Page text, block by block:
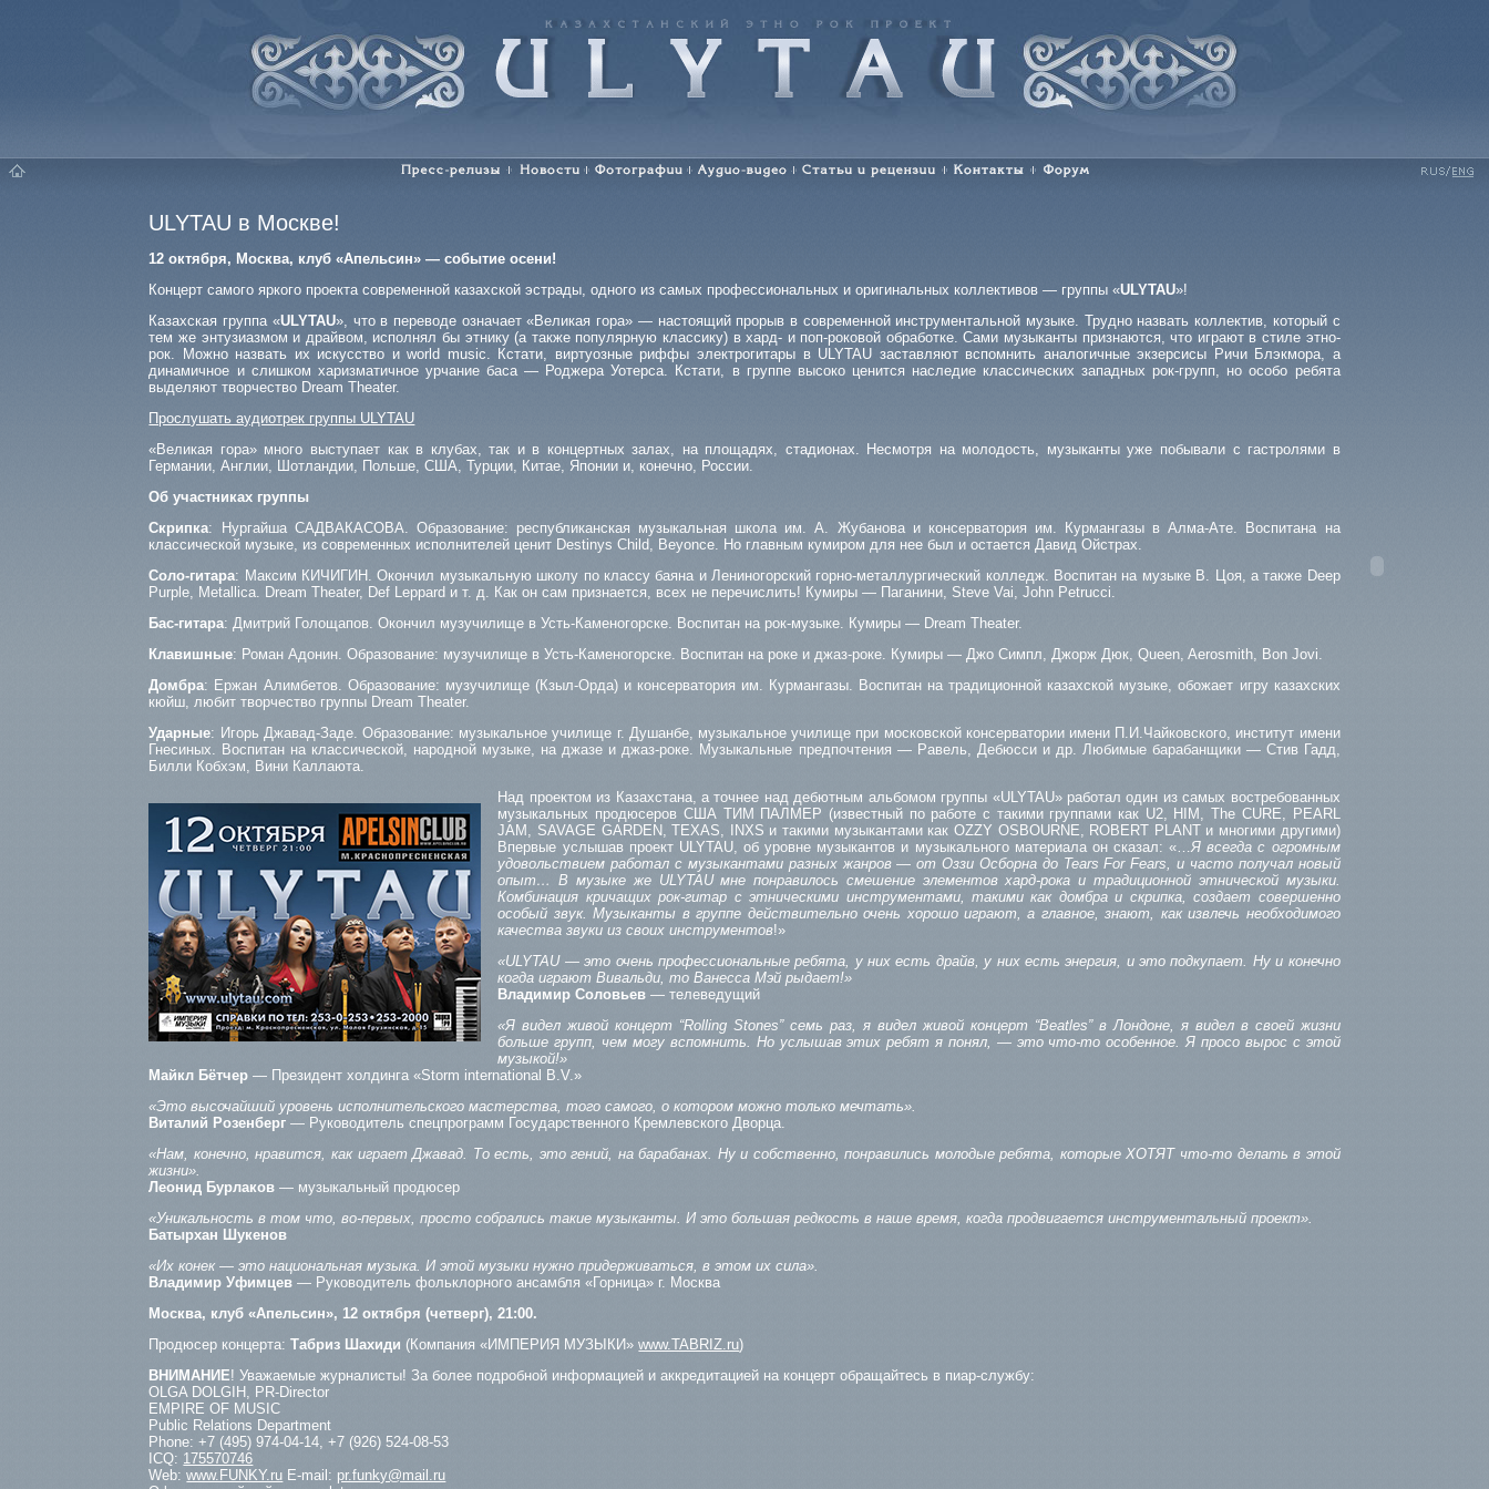
ULYTAU в Москве!
12 октября, Москва, клуб «Апельсин» — событие осени!
Концерт самого яркого проекта современной казахской эстрады, одного из самых профессиональных и оригинальных коллективов — группы «ULYTAU»!
Казахская группа «ULYTAU», что в переводе означает «Великая гора» — настоящий прорыв в современной инструментальной музыке. Трудно назвать коллектив, который с
тем же энтузиазмом и драйвом, исполнял бы этнику (а также популярную классику) в хард- и поп-роковой обработке. Сами музыканты признаются, что играют в стиле этно-
рок. Можно назвать их искусство и world music. Кстати, виртуозные риффы электрогитары в ULYTAU заставляют вспомнить аналогичные экзерсисы Ричи Блэкмора, а
динамичное и слишком харизматичное урчание баса — Роджера Уотерса. Кстати, в группе высоко ценится наследие классических западных рок-групп, но особо ребята
выделяют творчество Dream Theater.
Прослушать аудиотрек группы ULYTAU
«Великая гора» много выступает как в клубах, так и в концертных залах, на площадях, стадионах. Несмотря на молодость, музыканты уже побывали с гастролями в
Германии, Англии, Шотландии, Польше, США, Турции, Китае, Японии и, конечно, России.
Об участниках группы
Скрипка: Нургайша САДВАКАСОВА. Образование: республиканская музыкальная школа им. А. Жубанова и консерватория им. Курмангазы в Алма-Ате. Воспитана на
классической музыке, из современных исполнителей ценит Destinys Child, Beyonce. Но главным кумиром для нее был и остается Давид Ойстрах.
Соло-гитара: Максим КИЧИГИН. Окончил музыкальную школу по классу баяна и Лениногорский горно-металлургический колледж. Воспитан на музыке В. Цоя, а также Deep
Purple, Metallica. Dream Theater, Def Leppard и т. д. Как он сам признается, всех не перечислить! Кумиры — Паганини, Steve Vai, John Petrucci.
Бас-гитара: Дмитрий Голощапов. Окончил музучилище в Усть-Каменогорске. Воспитан на рок-музыке. Кумиры — Dream Theater.
Клавишные: Роман Адонин. Образование: музучилище в Усть-Каменогорске. Воспитан на роке и джаз-роке. Кумиры — Джо Симпл, Джорж Дюк, Queen, Aerosmith, Bon Jovi.
Домбра: Ержан Алимбетов. Образование: музучилище (Кзыл-Орда) и консерватория им. Курмангазы. Воспитан на традиционной казахской музыке, обожает игру казахских
кюйш, любит творчество группы Dream Theater.
Ударные: Игорь Джавад-Заде. Образование: музыкальное училище г. Душанбе, музыкальное училище при московской консерватории имени П.И.Чайковского, институт имени
Гнесиных. Воспитан на классической, народной музыке, на джазе и джаз-роке. Музыкальные предпочтения — Равель, Дебюсси и др. Любимые барабанщики — Стив Гадд,
Билли Кобхэм, Вини Каллаюта.
Над проектом из Казахстана, а точнее над дебютным альбомом группы «ULYTAU» работал один из самых востребованных
музыкальных продюсеров США ТИМ ПАЛМЕР (известный по работе с такими группами как U2, HIM, The CURE, PEARL
JAM, SAVAGE GARDEN, TEXAS, INXS и такими музыкантами как OZZY OSBOURNE, ROBERT PLANT и многими другими)
Впервые услышав проект ULYTAU, об уровне музыкантов и музыкального материала он сказал: «…Я всегда с огромным
удовольствием работал с музыкантами разных жанров — от Оззи Осборна до Tears For Fears, и часто получал новый
опыт… В музыке же ULYTAU мне понравилось смешение элементов хард-рока и традиционной этнической музыки.
Комбинация кричащих рок-гитар с этническими инструментами, такими как домбра и скрипка, создает совершенно
особый звук. Музыканты в группе действительно очень хорошо играют, а главное, знают, как извлечь необходимого
качества звуки из своих инструментов!»
«ULYTAU — это очень профессиональные ребята, у них есть драйв, у них есть энергия, и это подкупает. Ну и конечно
когда играют Вивальди, то Ванесса Мэй рыдает!»
Владимир Соловьев — телеведущий
«Я видел живой концерт “Rolling Stones” семь раз, я видел живой концерт “Beatles” в Лондоне, я видел в своей жизни
больше групп, чем могу вспомнить. Но услышав этих ребят я понял, — это что-то особенное. Я просо вырос с этой
музыкой!»
Майкл Бётчер — Президент холдинга «Storm international B.V.»
«Это высочайший уровень исполнительского мастерства, того самого, о котором можно только мечтать».
Виталий Розенберг — Руководитель спецпрограмм Государственного Кремлевского Дворца.
«Нам, конечно, нравится, как играет Джавад. То есть, это гений, на барабанах. Ну и собственно, понравились молодые ребята, которые ХОТЯТ что-то делать в этой
жизни».
Леонид Бурлаков — музыкальный продюсер
«Уникальность в том что, во-первых, просто собрались такие музыканты. И это большая редкость в наше время, когда продвигается инструментальный проект».
Батырхан Шукенов
«Их конек — это национальная музыка. И этой музыки нужно придерживаться, в этом их сила».
Владимир Уфимцев — Руководитель фольклорного ансамбля «Горница» г. Москва
Москва, клуб «Апельсин», 12 октября (четверг), 21:00.
Продюсер концерта:Табриз Шахиди (Компания «ИМПЕРИЯ МУЗЫКИ»www.TABRIZ.ru)
ВНИМАНИЕ! Уважаемые журналисты! За более подробной информацией и аккредитацией на концерт обращайтесь в пиар-службу:
OLGA DOLGIH, PR-Director
EMPIRE OF MUSIC
Public Relations Department
Phone: +7 (495) 974-04-14, +7 (926) 524-08-53
ICQ: 175570746
Web:www.FUNKY.ru E-mail: pr.funky@mail.ru